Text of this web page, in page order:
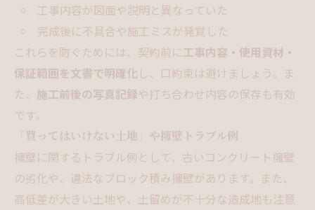
工事内容が図面や説明と異なっていた
完成後に不具合や施工ミスが発覚した
これらを防ぐためには、契約前に工事内容・使用資材・
保証範囲を文書で明確化し、口約束は避けましょう。ま
た、 施工前後の写真記録や打ち合わせ内容の保存も有効
です。
「買ってはいけない土地」や擁壁トラブル例
擁壁に関するトラブル例として、古いコンクリート擁壁
の劣化や、違法なブロック積み擁壁があります。また、
高低差が大きい土地や、土留めが不十分な造成地も注意